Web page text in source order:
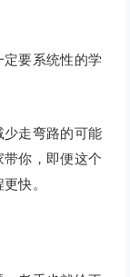
要系统性的学
少走弯路的可能
你，即便这个
快。